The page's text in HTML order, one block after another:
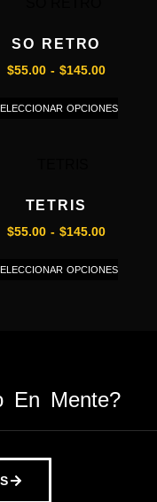
SO RETRO
$55.00 - $145.00
OPCIONES
TETRIS
$55.00 - $145.00
OPCIONES
En Mente?